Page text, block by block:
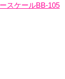
スケールBB-105